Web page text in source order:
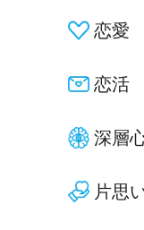
恋愛
恋活
深層
片思